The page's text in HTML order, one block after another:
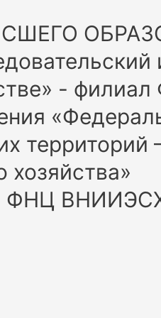
-
хозяйства»
ФНЦ